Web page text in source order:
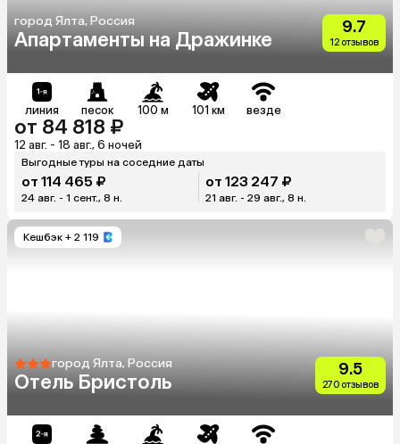
город Ялта, Россия
Апартаменты на Дражинке
9.7
12 отзывов
линия песок 100 м 101 км везде
от 84 818 ₽
12 авг. - 18 авг., 6 ночей
Выгодные туры на соседние даты
от 114 465 ₽
24 авг. - 1 сент., 8 н.
от 123 247 ₽
21 авг. - 29 авг., 8 н.
Кешбэк + 2 119
город Ялта, Россия
Отель Бристоль
9.5
270 отзывов